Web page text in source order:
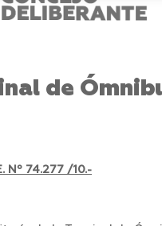
de
Nº 74.277 /10.-